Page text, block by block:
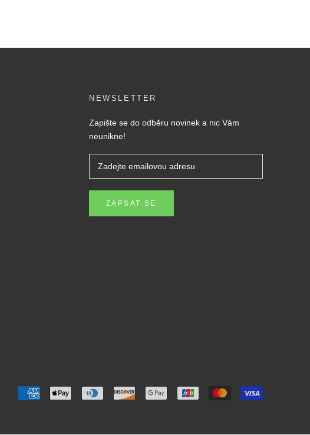
NEWSLETTER
Zapište se do odběru novinek a nic Vám
neunikne!
ZAPSAT SE